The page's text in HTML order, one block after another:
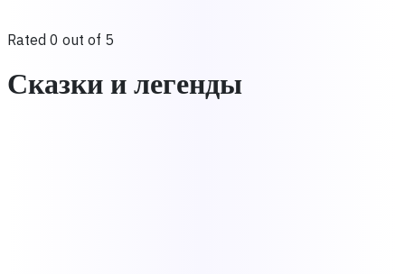
Rated 0 out of 5
Сказки и легенды